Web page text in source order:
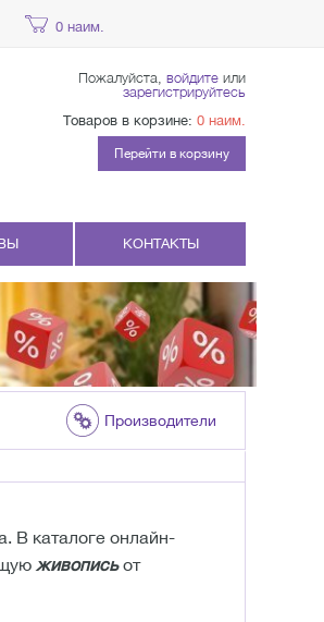
0 наим.
Пожалуйста, войдите или
зарегистрируйтесь
Товаров в корзине: 0 наим.
Перейти в корзину
КОНТАКТЫ
Производители
В каталоге онлайн-
живописьот